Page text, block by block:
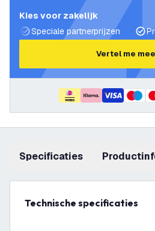
Kies voor zakelijk
Speciale partnerprijzen
Vertel me
Specificaties
Technische specificaties